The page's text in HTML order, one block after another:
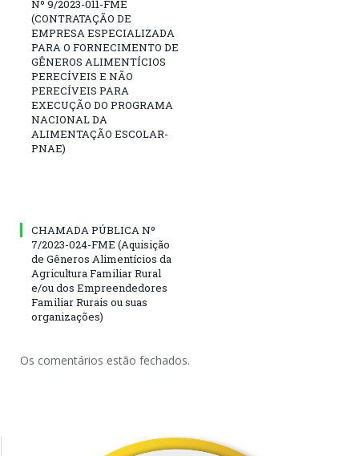
Nº 9/2023-011-FME
(CONTRATAÇÃO DE
EMPRESA ESPECIALIZADA
PARA O FORNECIMENTO DE
GÊNEROS ALIMENTÍCIOS
PERECÍVEIS E NÃO
PERECÍVEIS PARA
EXECUÇÃO DO PROGRAMA
NACIONAL DA
ALIMENTAÇÃO ESCOLAR-
PNAE)
CHAMADA PÚBLICA Nº
7/2023-024-FME (Aquisição
de Gêneros Alimentícios da
Agricultura Familiar Rural
e/ou dos Empreendedores
Familiar Rurais ou suas
organizações)
Os comentários estão fechados.